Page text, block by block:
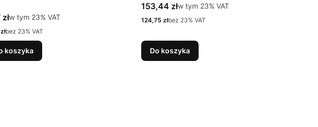
brutto
w tym %s VAT
w tym 23% VAT
netto
bez 23% VAT
koszyka
Cena brutto
153,44 złw tym %s VAT
w tym 23% VAT
Cena netto
124,75 złbez 23% VAT
Do koszyka